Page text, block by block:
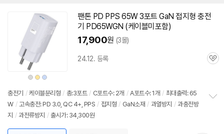
상
품
색
상
상
품
색
상
상
품
상
팬톤 PD PPS 65W3포트 GaN 접지형 충전
기 PD65WGN (케이블미포함)
17,900원 (3몰)
24.12. 등록
관
충전기 / 케이블분리형 / 총:3포트 / C포트수: 2개 / A포트수: 1개 / 최대출력: 65
W / 고속충전: PD 3.0, QC 4+, PPS / 접지형 / GaN소재 / 과열방지 / 과충전방
지 / 과전류방지 / 출시가: 34,300원